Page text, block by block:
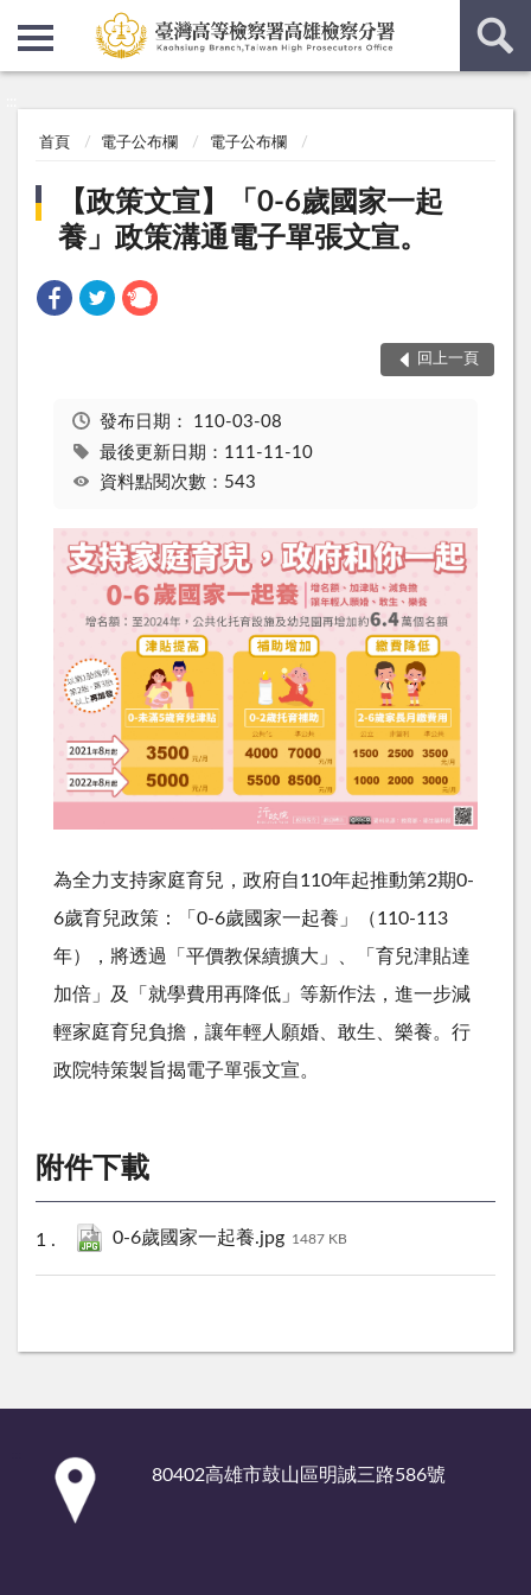
首頁 電子公布欄 電子公布欄
【政策文宣】「0-6歲國家一起
養」政策溝通電子單張文宣。
回上一頁
發布日期： 110-03-08
最後更新日期：111-11-10
資料點閱次數：543
為全力支持家庭育兒，政府自110年起推動第2期0-
6歲育兒政策：「0-6歲國家一起養」（110-113
年），將透過「平價教保續擴大」、「育兒津貼達
加倍」及「就學費用再降低」等新作法，進一步減
輕家庭育兒負擔，讓年輕人願婚、敢生、樂養。行
政院特策製旨揭電子單張文宣。
附件下載
0-6歲國家一起養.jpg 1487 KB
80402高雄市鼓山區明誠三路586號